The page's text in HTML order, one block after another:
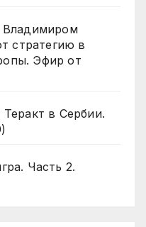
Владимиром
стратегию в
Эфир от
в Сербии.
Часть 2.